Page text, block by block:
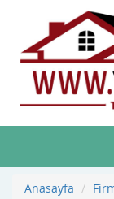
Anasayfa